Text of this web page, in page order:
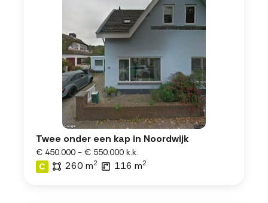
Twee onder een kap in Noordwijk
€ 450.000 - € 550.000 k.k.
C
260 m2 116 m2